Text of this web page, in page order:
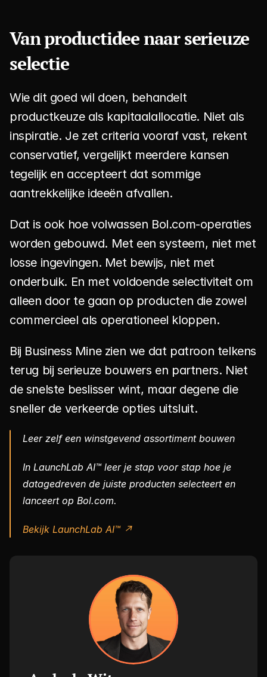
Van productidee naar serieuze
selectie
Wie dit goed wil doen, behandelt
productkeuze als kapitaalallocatie. Niet als
inspiratie. Je zet criteria vooraf vast, rekent
conservatief, vergelijkt meerdere kansen
tegelijk en accepteert dat sommige
aantrekkelijke ideeën afvallen.
Dat is ook hoe volwassen Bol.com-operaties
worden gebouwd. Met een systeem, niet met
losse ingevingen. Met bewijs, niet met
onderbuik. En met voldoende selectiviteit om
alleen door te gaan op producten die zowel
commercieel als operationeel kloppen.
Bij Business Mine zien we dat patroon telkens
terug bij serieuze bouwers en partners. Niet
de snelste beslisser wint, maar degene die
sneller de verkeerde opties uitsluit.
Leer zelf een winstgevend assortiment bouwen
In LaunchLab AI™ leer je stap voor stap hoe je
datagedreven de juiste producten selecteert en
lanceert op Bol.com.
Bekijk LaunchLab AI™ ↗